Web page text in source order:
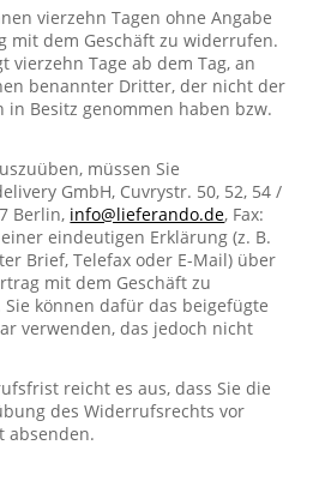
vierzehn Tagen ohne Angabe
mit dem Geschäft zu widerrufen.
Tage ab dem Tag, an
benannter Dritter, der nicht der
in Besitz genommen haben bzw.
müssen Sie
GmbH, Cuvrystr. 50, 52, 54 /
Berlin, info@lieferando.de, Fax:
eindeutigen Erklärung (z. B.
Brief, Telefax oder E-Mail) über
mit dem Geschäft zu
können dafür das beigefügte
verwenden, das jedoch nicht
reicht es aus, dass Sie die
des Widerrufsrechts vor
absenden.